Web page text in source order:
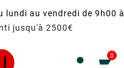
lundi au vendredi de 9h00 à
jusqu'à 2500€
0